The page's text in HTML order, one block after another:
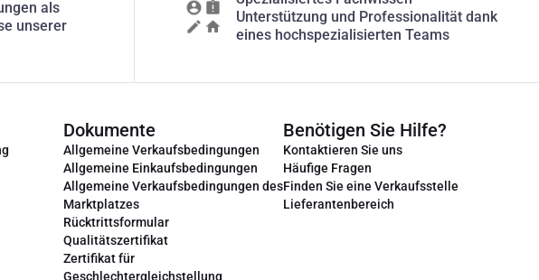
als
unserer
Unterstützung und Professionalität dank
eines hochspezialisierten Teams
Dokumente
Allgemeine Verkaufsbedingungen
Allgemeine Einkaufsbedingungen
Allgemeine Verkaufsbedingungen des
Marktplatzes
Rücktrittsformular
Qualitätszertifikat
Zertifikat für
Geschlechtergleichstellung
Benötigen Sie Hilfe?
Kontaktieren Sie uns
Häufige Fragen
Finden Sie eine Verkaufsstelle
Lieferantenbereich